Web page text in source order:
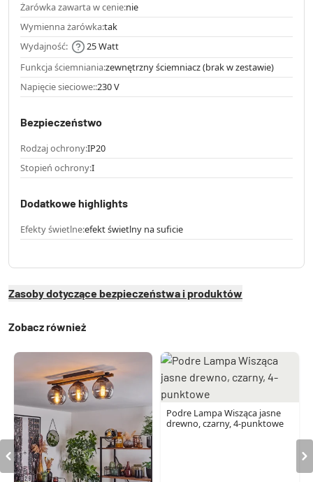
Żarówka zawarta w cenie:nie
Wymienna żarówka:tak
Wydajność:
25 Watt
Funkcja ściemniania:zewnętrzny ściemniacz (brak w zestawie)
Napięcie sieciowe::230 V
Bezpieczeństwo
Rodzaj ochrony:IP20
Stopień ochrony:I
Dodatkowe highlights
Efekty świetlne:efekt świetlny na suficie
Zasoby dotyczące bezpieczeństwa i produktów
Zobacz również
Podre Lampa Wisząca jasne
drewno, czarny, 4-punktowe